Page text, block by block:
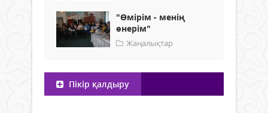
"Өмірім - менің
өнерім"
Жаңалықтар
Пікір қалдыру